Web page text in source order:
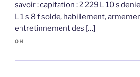
savoir : capitation : 2 229 L 10 s
L 1 s 8 f solde, habillement,
entretinnement des […]
OH